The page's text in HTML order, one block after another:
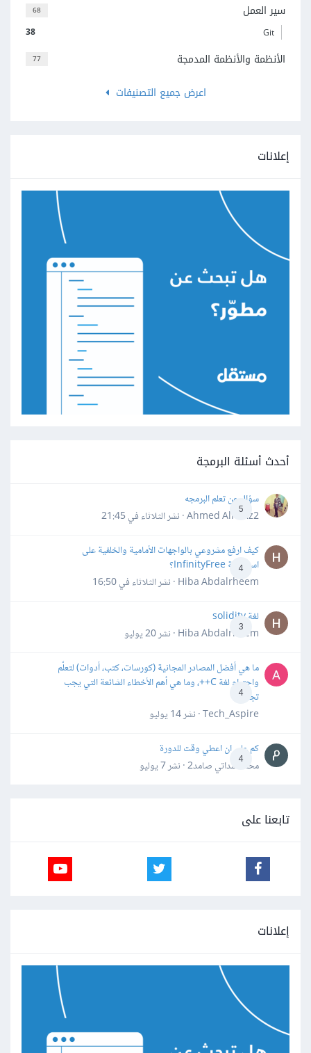
68 سير العمل
38 Git
77
الأنظمة والأنظمة المدمجة
اعرض جميع التصنيفات
إعلانات
أحدث أسئلة البرمجة
5
سؤال عن تعلم البرمجه
Ahmed Alhafiz2 · نشر
الثلاثاء في 21:45
4
كيف ارفع مشروعي بالواجهات الأمامية والخلفية على
استضافة InfinityFree؟
Hiba Abdalrheem · نشر
الثلاثاء في 16:50
3
لغة solidity
Hiba Abdalrheem · نشر
20 يوليو
4
ما هي أفضل المصادر المجانية (كورسات، كتب، أدوات) لتعلّم
واحترام لغة C++، وما هي أهم الأخطاء الشائعة التي يجب
تجنبها؟
Tech_Aspire · نشر
14 يوليو
4
كم علي ان اعطي وقت للدورة
محمد سداتي صامد2 · نشر
7 يوليو
تابعنا على
إعلانات